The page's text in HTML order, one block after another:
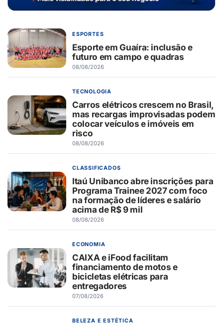
ESPORTES
Esporte em Guaíra: inclusão e
futuro em campo e quadras
08/08/2026
TECNOLOGIA
Carros elétricos crescem no Brasil,
mas recargas improvisadas podem
colocar veículos e imóveis em
risco
08/08/2026
CLASSIFICADOS
Itaú Unibanco abre inscrições para
Programa Trainee 2027 com foco
na formação de líderes e salário
acima de R$ 9 mil
08/08/2026
ECONOMIA
CAIXA e iFood facilitam
financiamento de motos e
bicicletas elétricas para
entregadores
07/08/2026
BELEZA E ESTÉTICA